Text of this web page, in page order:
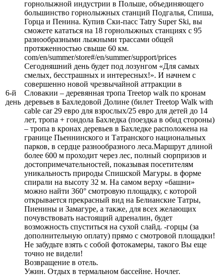
6-й
день
горнолыжной индустрии в Польше, объединяющего
большинство горнолыжных станций Подгалья, Спиша,
Горца и Пенина. Купив Ски-пасс Tatry Super Ski, вы
сможете кататься на 18 горнолыжных станциях с 95
разнообразными лыжными трассами общей
протяженностью свыше 60 км.
com/en/summer/store#/en/summer/support/prices
Сегодняшний день будет под лозунгом «Для самых
смелых, бесстрашных и интересных!». И начнем с
совершенно новой чрезвычайной аттракции в
Словакии – деревянная тропа Treetop walk по кронам
деревьев в Бахледовой Долине (билет Treetop Walk with
cable car 29 евро для взрослых/25 евро для детей до 14
лет, тропа + гондола Бахледка (поездка в обид стороны)
– тропа в кронах деревьев в Бахледке расположена на
границе Пьеннинского и Татранского национальных
парков, в сердце разнообразного леса.Маршрут длиной
более 600 м проходит через лес, полный сюрпризов и
достопримечательностей, показывая посетителям
уникальность природы Спишской Магуры. в форме
спирали на высоту 32 м. На самом верху «башни»
можно найти 360° смотровую площадку, с которой
открывается прекрасный вид на Белианские Татры,
Пиенины и Замагуре, а также, для всех желающих
почувствовать настоящий адреналин, будет
возможность спуститься на сухой слайд. -горцы (за
дополнительную оплату) прямо с смотровой площадки!
Не забудьте взять с собой фотокамеры, такого Вы еще
точно не видели!
Возвращение в отель.
Ужин. Отдых в термальном бассейне. Ночлег.